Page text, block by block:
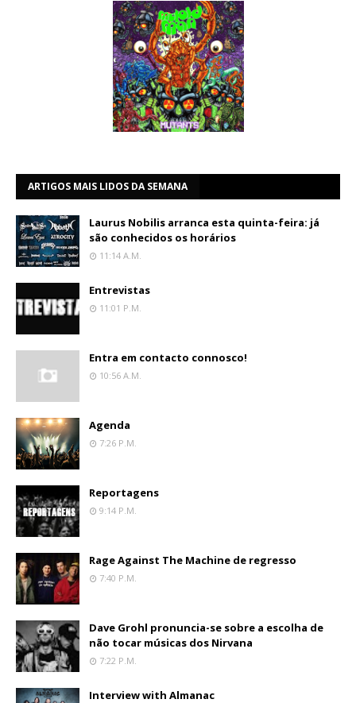
ARTIGOS MAIS LIDOS DA SEMANA
Laurus Nobilis arranca esta quinta-feira: já
são conhecidos os horários
11:14 A.m.
Entrevistas
11:01 P.m.
Entra em contacto connosco!
10:56 A.m.
Agenda
7:26 P.m.
Reportagens
9:14 P.m.
Rage Against The Machine de regresso
7:40 P.m.
Dave Grohl pronuncia-se sobre a escolha de
não tocar músicas dos Nirvana
7:22 P.m.
Interview with Almanac